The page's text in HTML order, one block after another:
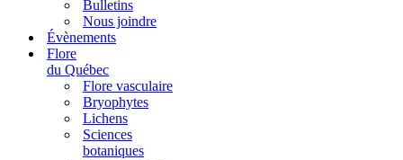
Bulletins
Nous joindre
Évènements
Flore
du Québec
Flore vasculaire
Bryophytes
Lichens
Sciences
botaniques